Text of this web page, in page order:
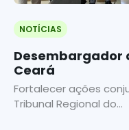
NOTÍCIAS
Desembargador
Ceará
Fortalecer ações
Tribunal Regional do...